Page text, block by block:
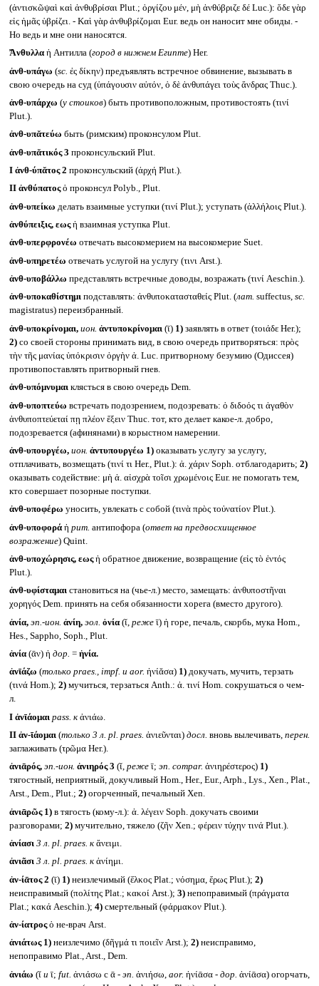
(ἀντισκῶψαὶ καὶ ἀνθυβρίσαι Plut.; ὀργίζου μέν, μὴ ἀνθύβριζε δέ Luc.): ὅδε γὰρ
εἰς ἡμᾶς ὑβρίζει. - Καὶ γὰρ ἀνθυβρίζομαι Eur. ведь он наносит мне обиды. -
Но ведь и мне они наносятся.
Ἄνθυλλα ἡ Антилла (город в нижнем Египте) Her.
ἀνθ-υπάγω (sc. ἐς δίκην) предъявлять встречное обвинение, вызывать в
свою очередь на суд (ὑπάγουσιν αὐτόν, ὁ δὲ ἀνθυπάγει τοὺς ἄνδρας Thuc.).
ἀνθ-υπάρχω (у стоиков) быть противоположным, противостоять (τινί
Plut.).
ἀνθ-υπᾰτεύω быть (римским) проконсулом Plut.
ἀνθ-υπᾰτικός 3 проконсульский Plut.
I ἀνθ-ύπᾰτος 2 проконсульский (ἀρχή Plut.).
II ἀνθύπατοςὁ проконсул Polyb., Plut.
ἀνθ-υπείκω делать взаимные уступки (τινί Plut.); уступать (ἀλλήλοις Plut.).
ἀνθύπειξις, εωςἡ взаимная уступка Plut.
ἀνθ-υπερφρονέω отвечать высокомерием на высокомерие Suet.
ἀνθ-υπηρετέω отвечать услугой на услугу (τινι Arst.).
ἀνθ-υποβάλλω представлять встречные доводы, возражать (τινί Aeschin.).
ἀνθ-υποκαθίστημι подставлять: ἀνθυποκατασταθείς Plut. (лат. suffectus,sc.
magistratus) переизбранный.
ἀνθ-υποκρίνομαι, ион. ἀντυποκρίνομαι(ῑ) 1)заявлять в ответ (τοιάδε Her.);
2)со своей стороны принимать вид, в свою очередь притворяться: πρὸς
τὴν τῆς μανίας ὑπόκρισιν ὀργὴν ἀ. Luc. притворному безумию (Одиссея)
противопоставлять притворный гнев.
ἀνθ-υπόμνυμαι клясться в свою очередь Dem.
ἀνθ-υποπτεύω встречать подозрением, подозревать: ὁ διδοός τι ἀγαθὸν
ἀνθυποπτεύεταί πῃ πλέον ἕξειν Thuc. тот, кто делает какое-л. добро,
подозревается (афинянами) в корыстном намерении.
ἀνθ-υπουργέω, ион. ἀντυπουργέω 1)оказывать услугу за услугу,
отплачивать, возмещать (τινί τι Her., Plut.): ἀ. χάριν Soph. отблагодарить; 2)
оказывать содействие: μὴ ἀ. αἰσχρὰ τοῖσι χρωμένοις Eur. не помогать тем,
кто совершает позорные поступки.
ἀνθ-υποφέρω уносить, увлекать с собой (τινὰ πρὸς τοὐνατίον Plut.).
ἀνθ-υποφορά ἡ рит. антипофора (ответ на предвосхищенное
возражение) Quint.
ἀνθ-υποχώρησις, εωςἡ обратное движение, возвращение (εἰς τὸ ἐντός
Plut.).
ἀνθ-υφίσταμαι становиться на (чье-л.) место, замещать: ἀνθυποστῆναι
χορηγός Dem. принять на себя обязанности хорега (вместо другого).
ἀνία, эп.-ион. ἀνίη, эол. ὀνία(ῐ, режеῑ) ἡ горе, печаль, скорбь, мука Hom.,
Hes., Sappho, Soph., Plut.
ἁνία(ᾱν) ἡ дор. = ἡνία.
ἀνῑάζω (только praes., impf. и aor. ἠνίᾰσα) 1)докучать, мучить, терзать
(τινά Hom.); 2)мучиться, терзаться Anth.: ἀ. τινί Hom. сокрушаться о чем-
л.
I ἀνῑάομαι pass. кἀνιάω.
II ἀν-ῑάομαι (только 3 л. pl. praes. ἀνιεῦνται)досл. вновь вылечивать, перен.
заглаживать (τρῶμα Her.).
ἀνιᾱρός, эп.-ион. ἀνιηρός 3 (ῐ, режеῑ; эп. compar. ἀνιηρέστερος) 1)
тягостный, неприятный, докучливый Hom., Her., Eur., Arph., Lys., Xen., Plat.,
Arst., Dem., Plut.; 2)огорченный, печальный Xen.
ἀνιᾱρῶς 1)в тягость (кому-л.): ἀ. λέγειν Soph. докучать своими
разговорами; 2)мучительно, тяжело (ζῆν Xen.; φέρειν τύχην τινά Plut.).
ἀνίασι 3 л. pl. praes. кἄνειμι.
ἀνιᾶσι 3 л. pl. praes. кἀνίημι.
ἀν-ίᾱτος 2 (ῑ) 1)неизлечимый (ἕλκος Plat.; νόσημα, ἔρως Plut.); 2)
неисправимый (πολίτης Plat.; κακοί Arst.); 3)непоправимый (πράγματα
Plat.; κακά Aeschin.); 4)смертельный (φάρμακον Plut.).
ἀν-ίατροςὁ не-врач Arst.
ἀνιάτως 1)неизлечимо (δῆγμά τι ποιεῖν Arst.); 2)неисправимо,
непоправимо Plat., Arst., Dem.
ἀνιάω (ῐ и ῑ; fut. ἀνιάσω с ᾱ -эп. ἀνιήσω, aor. ἠνίᾱσα - дор. ἀνίᾱσα) огорчать,